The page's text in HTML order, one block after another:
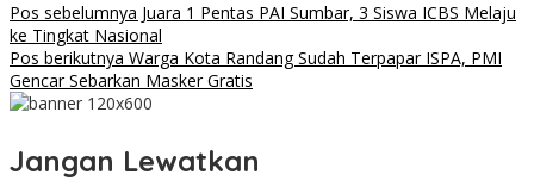
Pos sebelumnya Juara 1 Pentas PAI Sumbar, 3 Siswa ICBS Melaju
ke Tingkat Nasional
Pos berikutnya Warga Kota Randang Sudah Terpapar ISPA, PMI
Gencar Sebarkan Masker Gratis
Jangan Lewatkan